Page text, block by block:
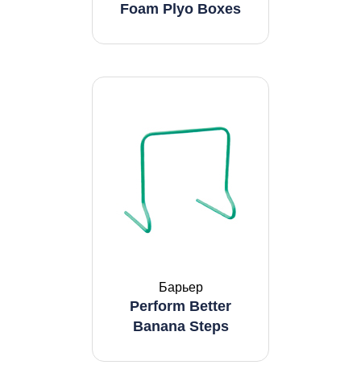
Foam Plyo Boxes
Барьер
Perform Better
Banana Steps